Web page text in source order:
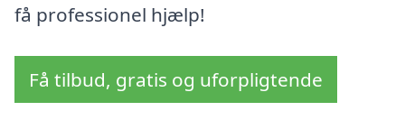
få professionel hjælp!
Få tilbud, gratis og uforpligtende